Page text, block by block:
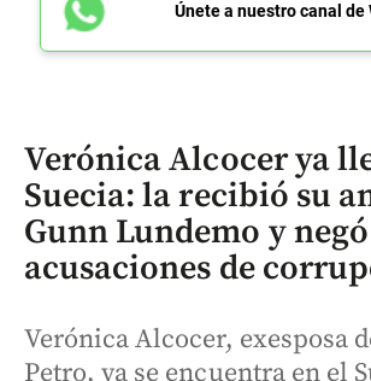
Únete a nuestro canal de
Verónica Alcocer ya
Suecia: la recibió su
Gunn Lundemo y negó
acusaciones de
Verónica Alcocer, exesposa
Petro, ya se encuentra en el